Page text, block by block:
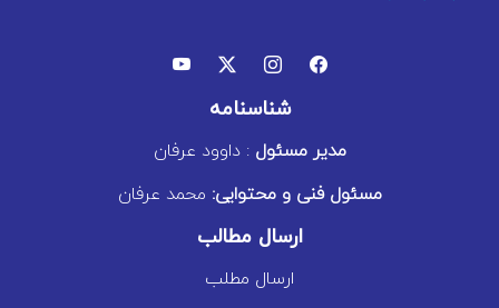
شناسنامه
مدیر مسئول: داوود عرفان
مسئول فنی و محتوایی: محمد عرفان
ارسال مطالب
ارسال مطلب